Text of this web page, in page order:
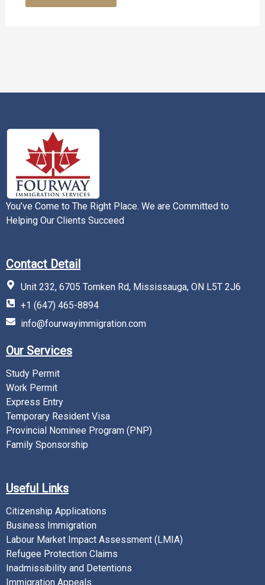
You’ve Come to The Right Place. We are Committed to
Helping Our Clients Succeed
Contact Detail
Unit 232, 6705 Tomken Rd, Mississauga, ON L5T 2J6
+1 (647) 465-8894
info@fourwayimmigration.com
Our Services
Study Permit
Work Permit
Express Entry
Temporary Resident Visa
Provincial Nominee Program (PNP)
Family Sponsorship
Useful Links
Citizenship Applications
Business Immigration
Labour Market Impact Assessment (LMIA)
Refugee Protection Claims
Inadmissibility and Detentions
Immigration Appeals